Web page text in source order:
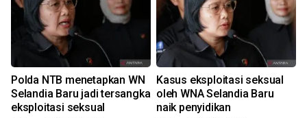
Polda NTB menetapkan WN
Selandia Baru jadi tersangka
eksploitasi seksual
Kasus eksploitasi seksual
oleh WNA Selandia Baru
naik penyidikan